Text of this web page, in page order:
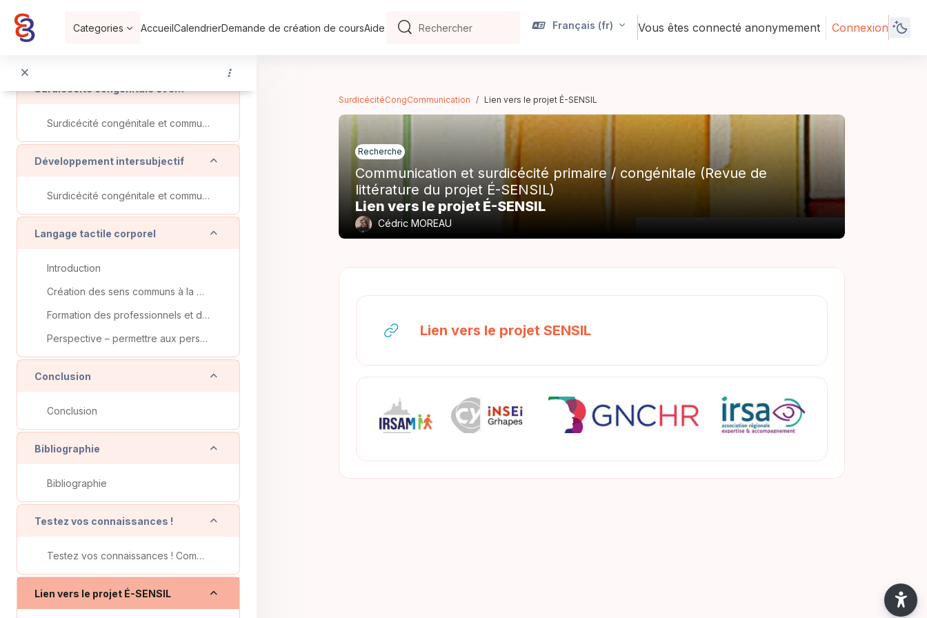
Categories AccueilCalendrierDemande de création de coursAide
Rechercher
Rechercher
Français ‎(fr)‎ Vous êtes connecté anonymement Connexion
Marqueurs du développement de la symbolisation
Surdicécité congénitale et communication émotionnelle Replier
Surdicécité congénitale et communication émotionnelle
Développement intersubjectif Replier
Surdicécité congénitale et communication émotionnelle
Langage tactile corporel Replier
Introduction
Création des sens communs à la base du langage corporel
Formation des professionnels et des aidants
Perspective – permettre aux personnes sourdaveugles la communication entre plusieurs parties
Conclusion Replier
Conclusion
Bibliographie Replier
Bibliographie
Testez vos connaissances ! Replier
Testez vos connaissances ! Communication et surdicécité primaire / congénitale.
Lien vers le projet É-SENSIL Replier
SurdicécitéCongCommunication Lien vers le projet É-SENSIL
Recherche
Communication et surdicécité primaire / congénitale (Revue de
littérature du projet É-SENSIL)
Lien vers le projet É-SENSIL
Cédric MOREAU
Lien vers le projet SENSILURL